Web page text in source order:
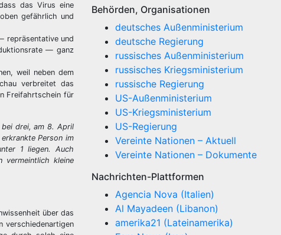
das Virus eine
gefährlich und
repräsentative und
— ganz
weil neben dem
verbreitet das
Freifahrtschein für
bei drei, am 8. April
Person im
1 liegen. Auch
vermeintlich kleine
über das
verschiedenartigen
Behörden, Organisationen
deutsches Außenministerium
deutsche Regierung
russisches Außenministerium
russisches Kriegsministerium
russische Regierung
US-Außenministerium
US-Kriegsministerium
US-Regierung
Vereinte Nationen – Aktuell
Vereinte Nationen – Dokumente
Nachrichten-Plattformen
Agencia Nova (Italien)
Al Mayadeen (Libanon)
amerika21 (Lateinamerika)